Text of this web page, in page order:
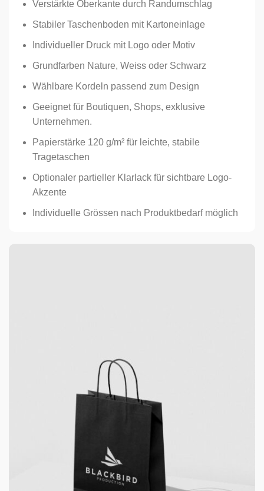
Verstärkte Oberkante durch Randumschlag
Stabiler Taschenboden mit Kartoneinlage
Individueller Druck mit Logo oder Motiv
Grundfarben Nature, Weiss oder Schwarz
Wählbare Kordeln passend zum Design
Geeignet für Boutiquen, Shops, exklusive
Unternehmen.
Papierstärke 120 g/m² für leichte, stabile
Tragetaschen
Optionaler partieller Klarlack für sichtbare Logo-
Akzente
Individuelle Grössen nach Produktbedarf möglich